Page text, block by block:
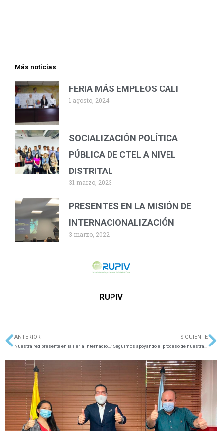
RUPIV
Más noticias
FERIA MÁS EMPLEOS CALI
1 agosto, 2024
SOCIALIZACIÓN POLÍTICA
PÚBLICA DE CTEL A NIVEL
DISTRITAL
31 marzo, 2023
PRESENTES EN LA MISIÓN DE
INTERNACIONALIZACIÓN
3 marzo, 2022
Ant
ANTERIOR SIGUIENTE